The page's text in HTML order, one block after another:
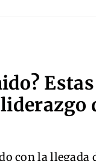
Estas
con la llegada